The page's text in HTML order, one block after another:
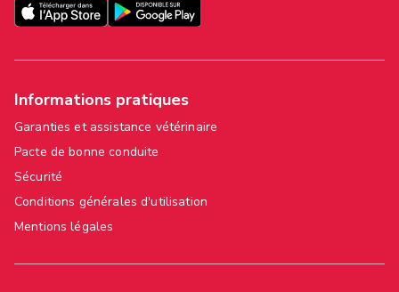
Informations pratiques
Garanties et assistance vétérinaire
Pacte de bonne conduite
Sécurité
Conditions générales d'utilisation
Mentions légales